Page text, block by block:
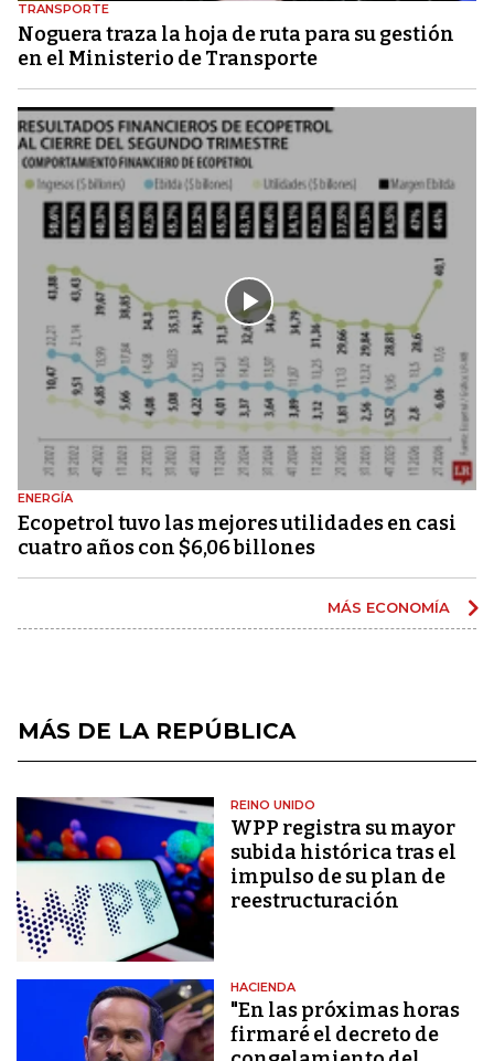
TRANSPORTE
Noguera traza la hoja de ruta para su gestión
en el Ministerio de Transporte
ENERGÍA
Ecopetrol tuvo las mejores utilidades en casi
cuatro años con $6,06 billones
MÁS ECONOMÍA
MÁS DE LA REPÚBLICA
REINO UNIDO
WPP registra su mayor
subida histórica tras el
impulso de su plan de
reestructuración
HACIENDA
"En las próximas horas
firmaré el decreto de